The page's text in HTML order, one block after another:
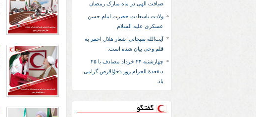
ضیافت الهی در ماه مبارک رمضان
ولادت باسعادت حضرت امام حسن
عسکری علیه السلام
آیت‌الله سبحانی: شعار هلال احمر به
قلم وحی بیان شده است.
چهارشنبه ۲۴ خرداد مصادف با ۲۵
ذیقعدة الحرام روز دَحوُالارض گرامی
باد.
گفتگو